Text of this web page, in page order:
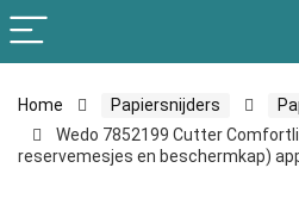
Home Papiersnijders
Wedo 7852199 Cutter
reservemesjes en beschermkap)